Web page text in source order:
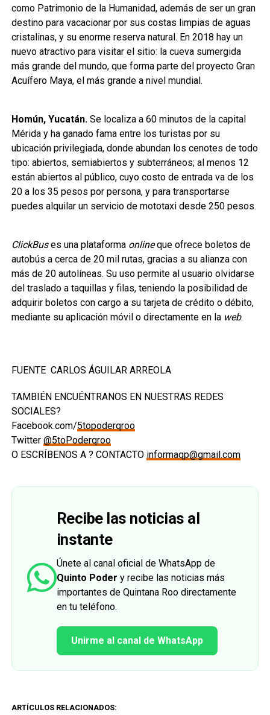
como Patrimonio de la Humanidad, además de ser un gran
destino para vacacionar por sus costas limpias de aguas
cristalinas, y su enorme reserva natural. En 2018 hay un
nuevo atractivo para visitar el sitio: la cueva sumergida
más grande del mundo, que forma parte del proyecto Gran
Acuífero Maya, el más grande a nivel mundial.
Homún, Yucatán.Se localiza a 60 minutos de la capital
Mérida y ha ganado fama entre los turistas por su
ubicación privilegiada, donde abundan los cenotes de todo
tipo: abiertos, semiabiertos y subterráneos; al menos 12
están abiertos al público, cuyo costo de entrada va de los
20 a los 35 pesos por persona, y para transportarse
puedes alquilar un servicio de mototaxi desde 250 pesos.
ClickBuses una plataforma onlineque ofrece boletos de
autobús a cerca de 20 mil rutas, gracias a su alianza con
más de 20 autolíneas. Su uso permite al usuario olvidarse
del traslado a taquillas y filas, teniendo la posibilidad de
adquirir boletos con cargo a su tarjeta de crédito o débito,
mediante su aplicación móvil o directamente en la web.
FUENTE CARLOS ÁGUILAR ARREOLA
TAMBIÉN ENCUÉNTRANOS EN NUESTRAS REDES
SOCIALES?
Facebook.com/5topoderqroo
Twitter @5toPoderqroo
O ESCRÍBENOS A ? CONTACTO informaqp@gmail.com
Recibe las noticias al
instante
Únete al canal oficial de WhatsApp de
Quinto Poder y recibe las noticias más
importantes de Quintana Roo directamente
en tu teléfono.
Unirme al canal de WhatsApp
ARTÍCULOS RELACIONADOS: